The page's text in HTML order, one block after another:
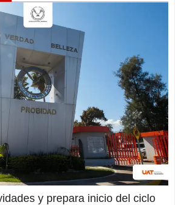
y prepara inicio del ciclo